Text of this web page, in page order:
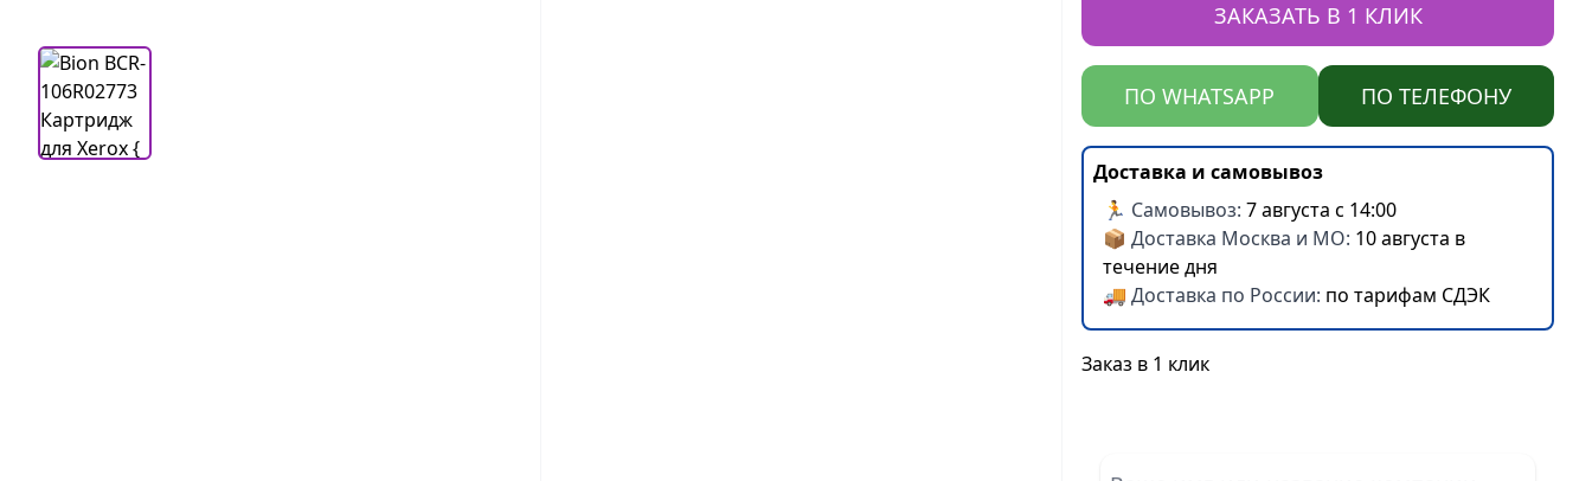
ЗАКАЗАТЬ В 1 КЛИК
ПО WHATSAPP ПО ТЕЛЕФОНУ
Доставка и самовывоз
🏃 Самовывоз:7 августа с 14:00
📦 Доставка Москва и МО: 10 августа в
течение дня
🚚 Доставка по России: по тарифам СДЭК
Заказ в 1 клик